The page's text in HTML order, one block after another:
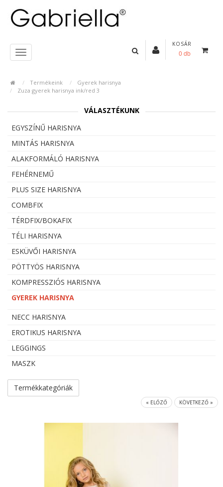
KOSÁR
0 db
Termékeink
Gyerek harisnya
Zuza gyerek harisnya ink/red 3
VÁLASZTÉKUNK
EGYSZÍNŰ HARISNYA
MINTÁS HARISNYA
ALAKFORMÁLÓ HARISNYA
FEHÉRNEMŰ
PLUS SIZE HARISNYA
COMBFIX
TÉRDFIX/BOKAFIX
TÉLI HARISNYA
ESKÜVŐI HARISNYA
PÖTTYÖS HARISNYA
KOMPRESSZIÓS HARISNYA
GYEREK HARISNYA
NECC HARISNYA
EROTIKUS HARISNYA
LEGGINGS
MASZK
Termékkategóriák
« ELŐZŐ KÖVETKEZŐ »